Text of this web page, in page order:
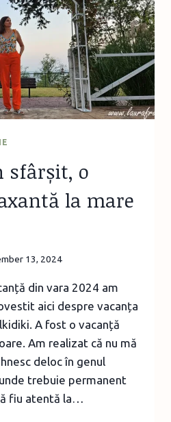
sfârșit, o
la mare
13, 2024
din vara 2024 am
aici despre vacanța
A fost o vacanță
Am realizat că nu mă
deloc în genul
trebuie permanent
fiu atentă la…